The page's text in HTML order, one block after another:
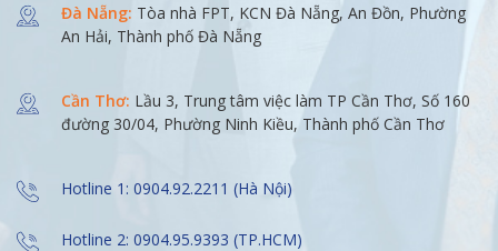
Đà Nẵng: Tòa nhà FPT, KCN Đà Nẵng, An Đồn, Phường
An Hải, Thành phố Đà Nẵng
Cần Thơ: Lầu 3, Trung tâm việc làm TP Cần Thơ, Số 160
đường 30/04, Phường Ninh Kiều, Thành phố Cần Thơ
Hotline 1: 0904.92.2211 (Hà Nội)
Hotline 2: 0904.95.9393 (TP.HCM)